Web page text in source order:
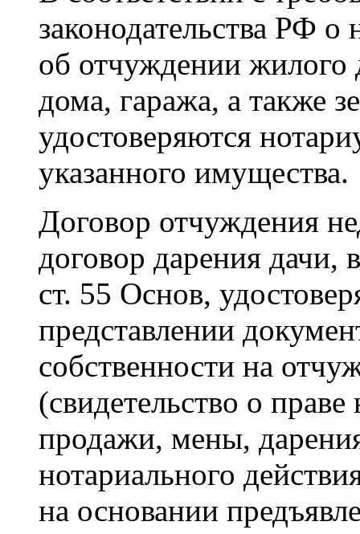
законодательства РФ о
об отчуждении жилого
дома, гаража, а также
удостоверяются
указанного имущества.
Договор отчуждения
договор дарения дачи,
ст. 55 Основ,
представлении
собственности на
(свидетельство о
продажи, мены,
нотариального
на основании